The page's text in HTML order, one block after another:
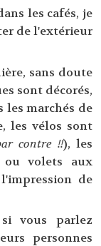
les cafés, je
de l'extérieur
sans doute
sont décorés,
les marchés de
les vélos sont
contre !!), les
ou volets aux
de
vous parlez
personnes